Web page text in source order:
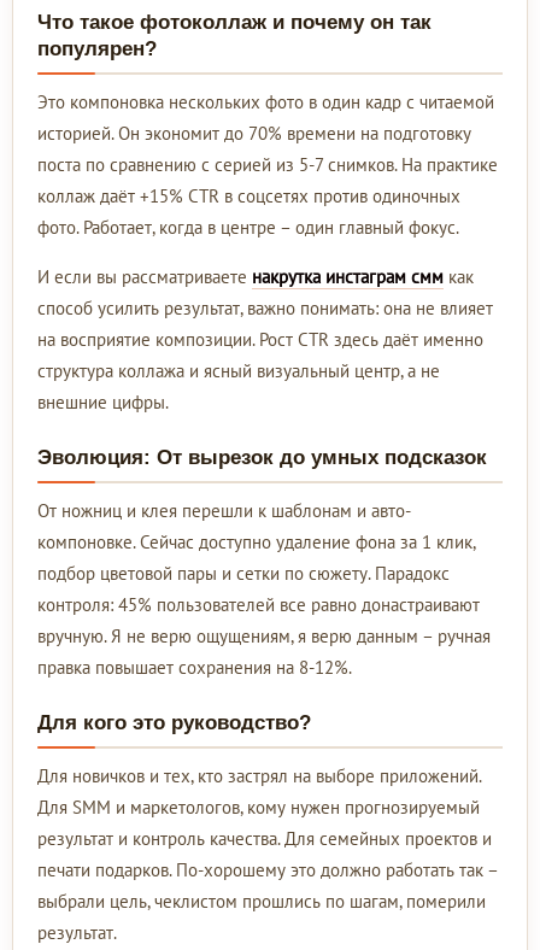
Что такое фотоколлаж и почему он так
популярен?
Это компоновка нескольких фото в один кадр с читаемой
историей. Он экономит до 70% времени на подготовку
поста по сравнению с серией из 5-7 снимков. На практике
коллаж даёт +15% CTR в соцсетях против одиночных
фото. Работает, когда в центре – один главный фокус.
И если вы рассматриваете накрутка инстаграм смм как
способ усилить результат, важно понимать: она не влияет
на восприятие композиции. Рост CTR здесь даёт именно
структура коллажа и ясный визуальный центр, а не
внешние цифры.
Эволюция: От вырезок до умных подсказок
От ножниц и клея перешли к шаблонам и авто-
компоновке. Сейчас доступно удаление фона за 1 клик,
подбор цветовой пары и сетки по сюжету. Парадокс
контроля: 45% пользователей все равно донастраивают
вручную. Я не верю ощущениям, я верю данным – ручная
правка повышает сохранения на 8-12%.
Для кого это руководство?
Для новичков и тех, кто застрял на выборе приложений.
Для SMM и маркетологов, кому нужен прогнозируемый
результат и контроль качества. Для семейных проектов и
печати подарков. По-хорошему это должно работать так –
выбрали цель, чеклистом прошлись по шагам, померили
результат.